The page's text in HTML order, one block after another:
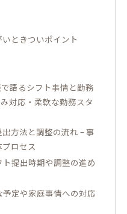
ときついポイント
語るシフト事情と勤務
対応・柔軟な勤務スタ
方法と調整の流れ – 事
ロセス
提出時期や調整の進め
定や家庭事情への対応